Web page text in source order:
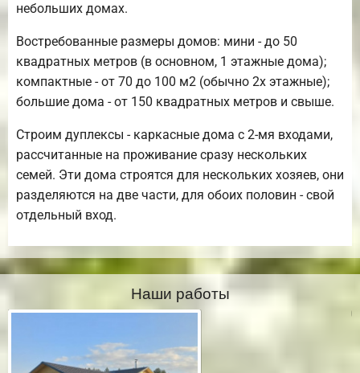
небольших домах.
Востребованные размеры домов: мини - до 50
квадратных метров (в основном, 1 этажные дома);
компактные - от 70 до 100 м2 (обычно 2х этажные);
большие дома - от 150 квадратных метров и свыше.
Строим дуплексы - каркасные дома с 2-мя входами,
рассчитанные на проживание сразу нескольких
семей. Эти дома строятся для нескольких хозяев, они
разделяются на две части, для обоих половин - свой
отдельный вход.
Наши работы